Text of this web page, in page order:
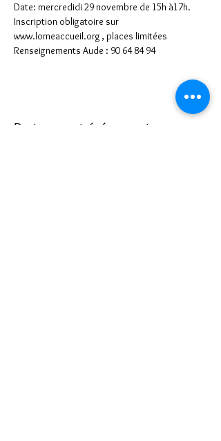
Date: mercredidi 29 novembre de 15h à17h.
Inscription obligatoire sur
www.lomeaccueil.org , places limitées
Renseignements Aude : 90 64 84 94
Partager cet événement